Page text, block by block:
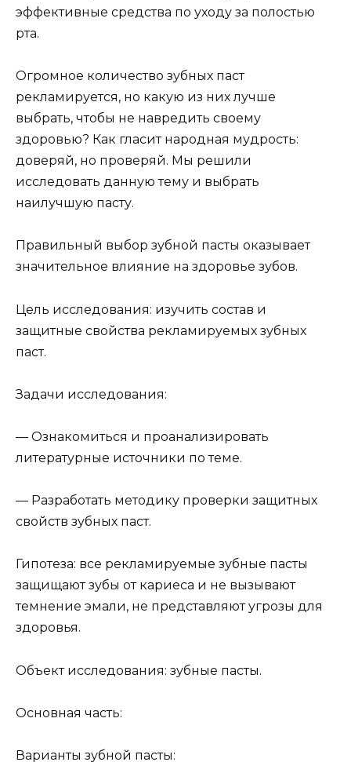
эффективные средства по уходу за полостью
рта.
Огромное количество зубных паст
рекламируется, но какую из них лучше
выбрать, чтобы не навредить своему
здоровью? Как гласит народная мудрость:
доверяй, но проверяй. Мы решили
исследовать данную тему и выбрать
наилучшую пасту.
Правильный выбор зубной пасты оказывает
значительное влияние на здоровье зубов.
Цель исследования: изучить состав и
защитные свойства рекламируемых зубных
паст.
Задачи исследования:
— Ознакомиться и проанализировать
литературные источники по теме.
— Разработать методику проверки защитных
свойств зубных паст.
Гипотеза: все рекламируемые зубные пасты
защищают зубы от кариеса и не вызывают
темнение эмали, не представляют угрозы для
здоровья.
Объект исследования: зубные пасты.
Основная часть:
Варианты зубной пасты: